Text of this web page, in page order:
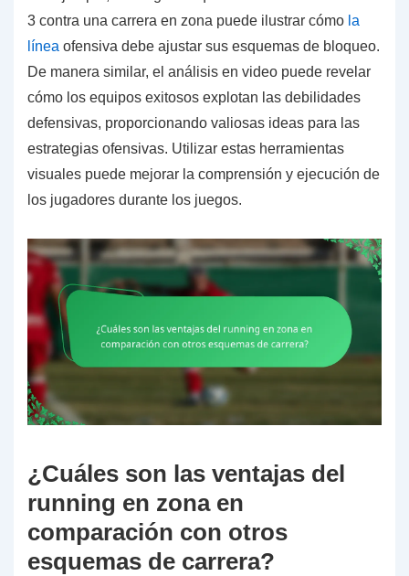
3 contra una carrera en zona puede ilustrar cómo la
línea ofensiva debe ajustar sus esquemas de bloqueo.
De manera similar, el análisis en video puede revelar
cómo los equipos exitosos explotan las debilidades
defensivas, proporcionando valiosas ideas para las
estrategias ofensivas. Utilizar estas herramientas
visuales puede mejorar la comprensión y ejecución de
los jugadores durante los juegos.
¿Cuáles son las ventajas del
running en zona en
comparación con otros
esquemas de carrera?